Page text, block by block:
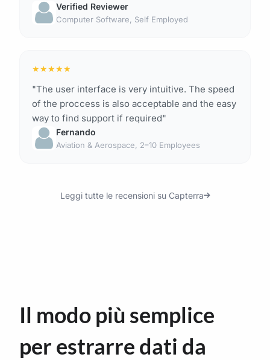
Verified Reviewer
Computer Software, Self Employed
★★★★★
"The user interface is very intuitive. The speed
of the proccess is also acceptable and the easy
way to find support if required"
Fernando
Aviation & Aerospace, 2–10 Employees
Leggi tutte le recensioni su Capterra
Il modo più semplice
per estrarre dati da